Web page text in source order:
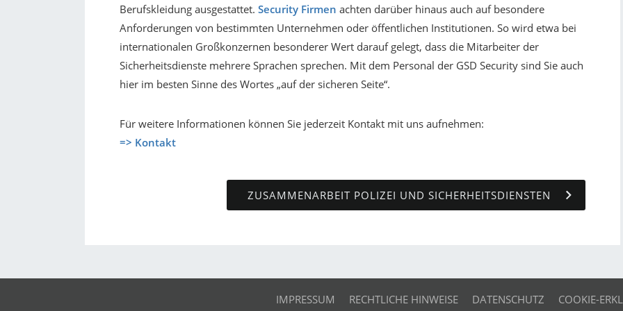
Berufskleidung ausgestattet. Security Firmen achten darüber hinaus auch auf besondere
Anforderungen von bestimmten Unternehmen oder öffentlichen Institutionen. So wird etwa bei
internationalen Großkonzernen besonderer Wert darauf gelegt, dass die Mitarbeiter der
Sicherheitsdienste mehrere Sprachen sprechen. Mit dem Personal der GSD Security sind Sie auch
hier im besten Sinne des Wortes „auf der sicheren Seite“.
Für weitere Informationen können Sie jederzeit Kontakt mit uns aufnehmen:
=> Kontakt
ZUSAMMENARBEIT POLIZEI UND SICHERHEITSDIENSTEN
IMPRESSUM RECHTLICHE HINWEISE DATENSCHUTZ COOKIE-